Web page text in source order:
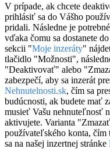
V prípade, ak chcete
prihlásiť sa do Vášho
pridali. Následne je
vďaka čomu sa dostanete
sekcii "Moje inzeráty"
tlačidlo "Možnosti",
"Deaktivovať" alebo
zabezpečí, aby sa inzerát
Nehnutelnosti.sk, čím sa
budúcnosti, ak budete mať
musieť Vašu nehnuteľnosť
aktivujete. Varianta
používateľského konta, čím
sa na našej inzertnej stránke